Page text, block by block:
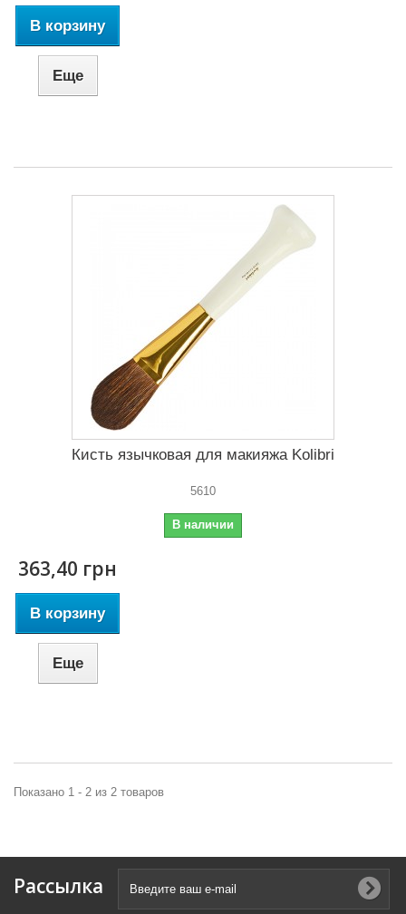
В корзину
Еще
Кисть язычковая для макияжа Kolibri
5610
В наличии
363,40 грн
В корзину
Еще
Показано 1 - 2 из 2 товаров
Рассылка